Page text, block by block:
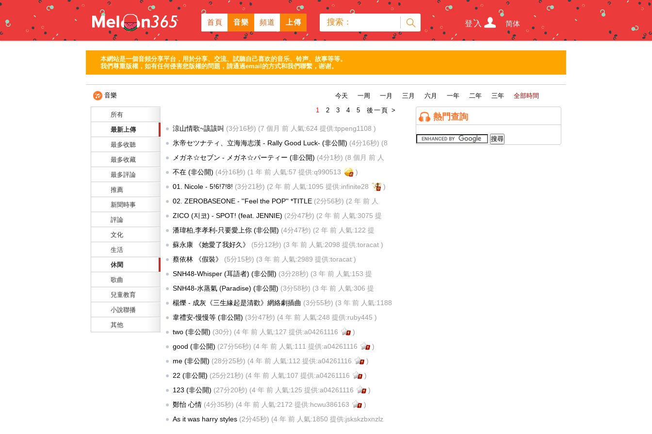
首頁 音樂 頻道 上傳 搜索： 简体
登入
本網站是一個音頻分享平台，用於分享、交流、試聽自己喜欢的音乐、铃声、故事等等。
我們尊重版權，如有任何侵害您版權的問題，請通過email的方式和我們聯繫，谢谢。
音樂 今天 一周 一月 三月 六月 一年 二年 三年 全部時間
所有
最新上傳
最多收聽
最多收藏
最多評論
推薦
新聞時事
評論
文化
生活
休閑
歌曲
兒童教育
小說聯播
其他
1 2 3 4 5 後一頁 >
涼山情歌~該該叫 (3分16秒) (7 個月 前 人氣:624 提供:tppeng1108 )
氷帝セツナティ、立海海志漢 - Rally Good Luck- (非公開) (4分16秒) (8
個月 前 人氣:371 提供:
メガネ☆セブン - メガネ☆パーティー (非公開) (4分1秒) (8 個月 前 人
氣:47 提供:
hanachan
不在 (非公開) (4分16秒) (1 年 前 人氣:57 提供:q990513
)
01. Nicole - 5!6!7!8! (3分21秒) (2 年 前 人氣:1095 提供:infinite28
)
02. ZEROBASEONE - ''Feel the POP'' *TITLE (2分56秒) (2 年 前 人
ZICO (지코) - SPOT! (feat. JENNIE) (2分47秒) (2 年 前 人氣:3075 提
infinite28 )
潘瑋柏,李孝利-只要愛上你 (非公開) (4分47秒) (2 年 前 人氣:122 提
ruby445 )
蘇永康 《她愛了我好久》 (5分12秒) (3 年 前 人氣:2098 提供:toracat )
蔡依林 《假裝》 (5分15秒) (3 年 前 人氣:2989 提供:toracat )
SNH48-Whisper (耳語者) (非公開) (3分28秒) (3 年 前 人氣:153 提
wasd20732
SNH48-水蒸氣 (Paradise) (非公開) (3分58秒) (3 年 前 人氣:306 提
供:wasd20732 )
楊爍 - 成灰《三生緣起是清歡》網絡劇插曲 (3分55秒) (3 年 前 人氣:1188
提供: maggie40584)
韋禮安-慢慢等 (非公開) (3分47秒) (4 年 前 人氣:248 提供:ruby445 )
two (非公開) (30分) (4 年 前 人氣:127 提供:a04261116
)
good (非公開) (27分56秒) (4 年 前 人氣:111 提供:a04261116
)
me (非公開) (28分25秒) (4 年 前 人氣:112 提供:a04261116
)
22 (非公開) (25分21秒) (4 年 前 人氣:107 提供:a04261116
)
123 (非公開) (27分20秒) (4 年 前 人氣:125 提供:a04261116
)
鄭怡 心情 (4分35秒) (4 年 前 人氣:2172 提供:hcwu386163
)
As it was harry styles (2分45秒) (4 年 前 人氣:1850 提供:jskskzbxnzlz
熱門查詢